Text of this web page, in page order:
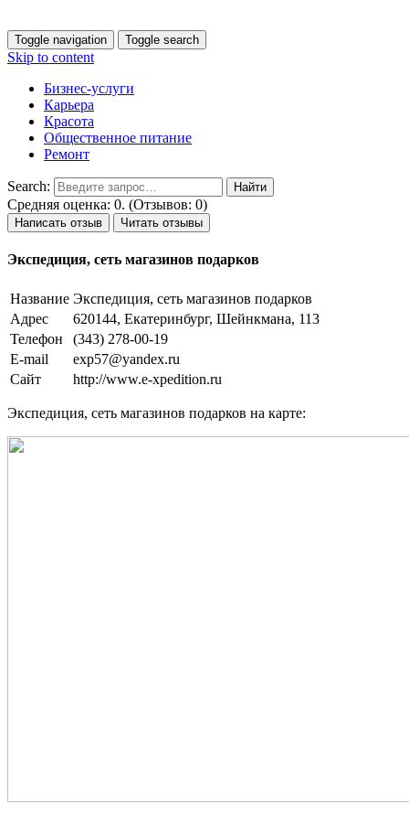
Toggle navigation Toggle search
Skip to content
Бизнес-услуги
Карьера
Красота
Общественное питание
Ремонт
Search:
Средняя оценка: 0. (Отзывов: 0)
Написать отзыв Читать отзывы
Экспедиция, сеть магазинов подарков
Название Экспедиция, сеть магазинов подарков
Адрес
620144, Екатеринбург, Шейнкмана, 113
Телефон
(343) 278-00-19
E-mail
exp57@yandex.ru
Сайт
http://www.e-xpedition.ru
Экспедиция, сеть магазинов подарков на карте: